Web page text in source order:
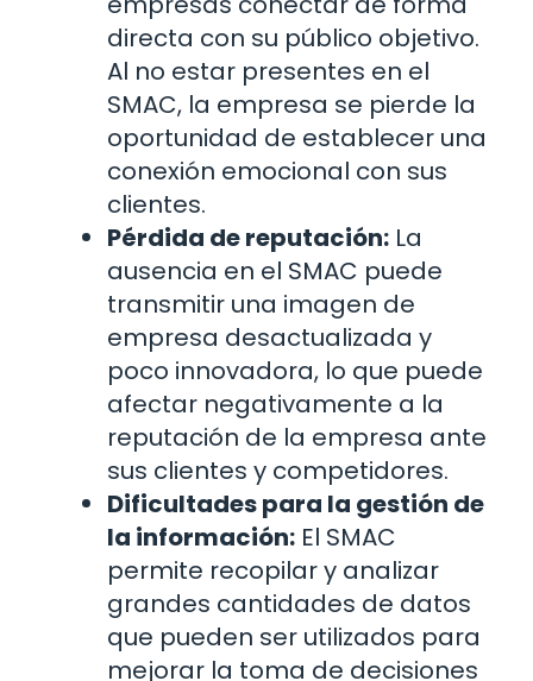
directa con su público objetivo.
Al no estar presentes en el
SMAC, la empresa se pierde la
oportunidad de establecer una
conexión emocional con sus
clientes.
Pérdida de reputación: La
ausencia en el SMAC puede
transmitir una imagen de
empresa desactualizada y
poco innovadora, lo que puede
afectar negativamente a la
reputación de la empresa ante
sus clientes y competidores.
Dificultades para la gestión de
la información: El SMAC
permite recopilar y analizar
grandes cantidades de datos
que pueden ser utilizados para
mejorar la toma de decisiones